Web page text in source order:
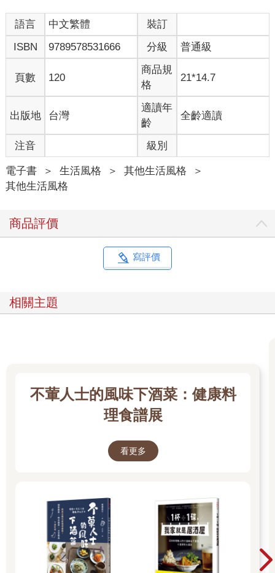
語言 中文繁體
裝訂
ISBN
9789578531666 分級 普通級
頁數 120
商品規
格
21*14.7
出版地 台灣
適讀年
齡
全齡適讀
注音 級別
電子書 ＞ 生活風格 ＞ 其他生活風格
＞
其他生活風格
商品評價
寫評價
相關主題
不葷人士的風味下酒菜：健康料
理食譜展
看更多